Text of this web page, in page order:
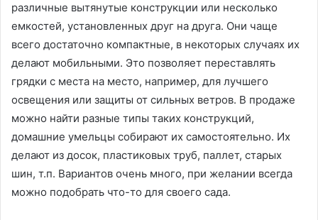
различные вытянутые конструкции или несколько
емкостей, установленных друг на друга. Они чаще
всего достаточно компактные, в некоторых случаях их
делают мобильными. Это позволяет переставлять
грядки с места на место, например, для лучшего
освещения или защиты от сильных ветров. В продаже
можно найти разные типы таких конструкций,
домашние умельцы собирают их самостоятельно. Их
делают из досок, пластиковых труб, паллет, старых
шин, т.п. Вариантов очень много, при желании всегда
можно подобрать что-то для своего сада.